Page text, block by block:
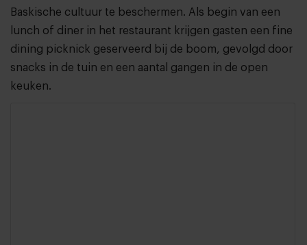
Baskische cultuur te beschermen. Als begin van een
lunch of diner in het restaurant krijgen gasten een fine
dining picknick geserveerd bij de boom, gevolgd door
snacks in de tuin en een aantal gangen in de open
keuken.